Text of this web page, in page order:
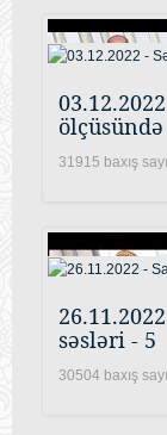
31915 baxış sayı
səsləri - 5
30504 baxış sayı